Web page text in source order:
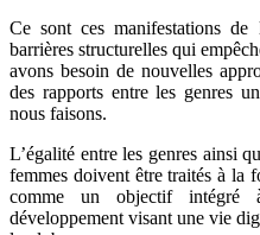
Ce sont ces manifestations de
barrières structurelles qui
avons besoin de nouvelles
des rapports entre les genres
nous faisons.
L’égalité entre les genres ainsi
femmes doivent être traités à la
comme un objectif intégré
développement visant une vie